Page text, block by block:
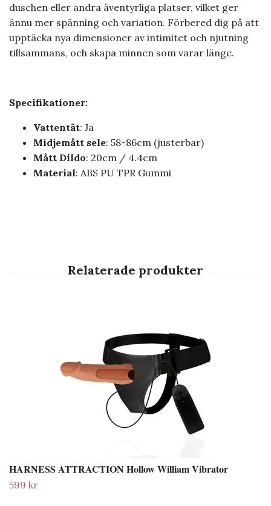
duschen eller andra äventyrliga platser, vilket ger
ännu mer spänning och variation. Förbered dig på att
upptäcka nya dimensioner av intimitet och njutning
tillsammans, och skapa minnen som varar länge.
Specifikationer:
Vattentät: Ja
Midjemått sele: 58-86cm (justerbar)
Mått Dildo: 20cm / 4.4cm
Material: ABS PU TPR Gummi
HARNESS ATTRACTION Hollow William Vibrator
599 kr